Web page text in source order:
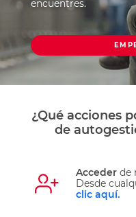
encuentres.
¿Qué acciones podes realizar en Portal
de
Acceder de
Desde
clic aquí.